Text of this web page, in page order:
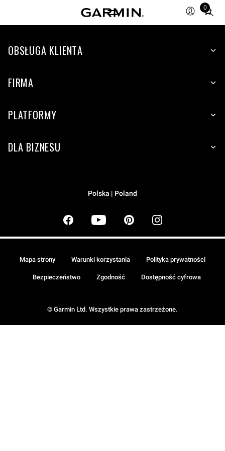
0
Total
items
cart:
OBSŁUGA KLIENTA
FIRMA
PLATFORMY
DLA BIZNESU
Polska | Poland
© Garmin Ltd. Wszystkie prawa zastrzeżone.
Mapa strony Warunki korzystania Polityka prywatności
Bezpieczeństwo Zgodność Dostępność cyfrowa